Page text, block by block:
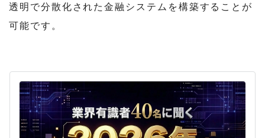
透明で分散化された金融システムを構築することが
可能です。